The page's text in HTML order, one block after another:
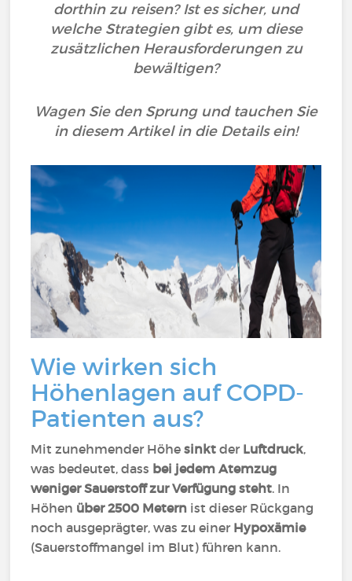
dorthin zu reisen? Ist es sicher, und
welche Strategien gibt es, um diese
zusätzlichen Herausforderungen zu
bewältigen?
Wagen Sie den Sprung und tauchen Sie
in diesem Artikel in die Details ein!
Wie wirken sich
Höhenlagen auf COPD-
Patienten aus?
Mit zunehmender Höhesinkt der Luftdruck,
was bedeutet, dass bei jedem Atemzug
weniger Sauerstoff zur Verfügung steht. In
Höhen über 2500 Metern ist dieser Rückgang
noch ausgeprägter, was zu einer Hypoxämie
(Sauerstoffmangel im Blut) führen kann.